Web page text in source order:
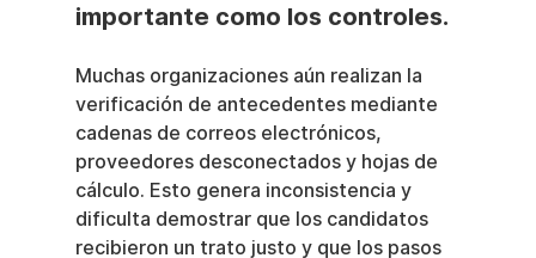
importante como los controles.
Muchas organizaciones aún realizan la
verificación de antecedentes mediante
cadenas de correos electrónicos,
proveedores desconectados y hojas de
cálculo. Esto genera inconsistencia y
dificulta demostrar que los candidatos
recibieron un trato justo y que los pasos